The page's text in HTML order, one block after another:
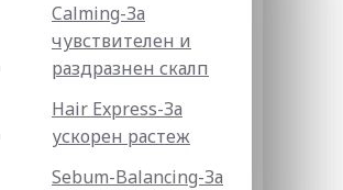
Calming-За
чувствителен и
раздразнен скалп
Hair Express-За
ускорен растеж
Sebum-Balancing-За